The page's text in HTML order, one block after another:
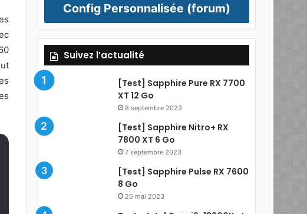
Config Personnalisée (forum)
Suivez l’actualité
[Test] Sapphire Pure RX 7700
XT 12 Go
8 septembre 2023
[Test] Sapphire Nitro+ RX
7800 XT 6 Go
7 septembre 2023
[Test] Sapphire Pulse RX 7600
8 Go
25 mai 2023